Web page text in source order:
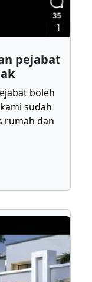
1
pejabat
boleh
sudah
rumah dan